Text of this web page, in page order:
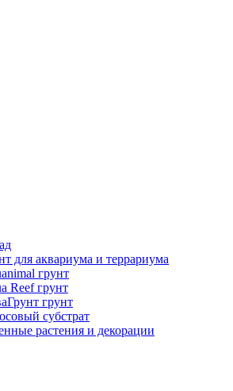
для аквариума и террариума
грунт
Reef грунт
грунт
субстрат
растения и декорации